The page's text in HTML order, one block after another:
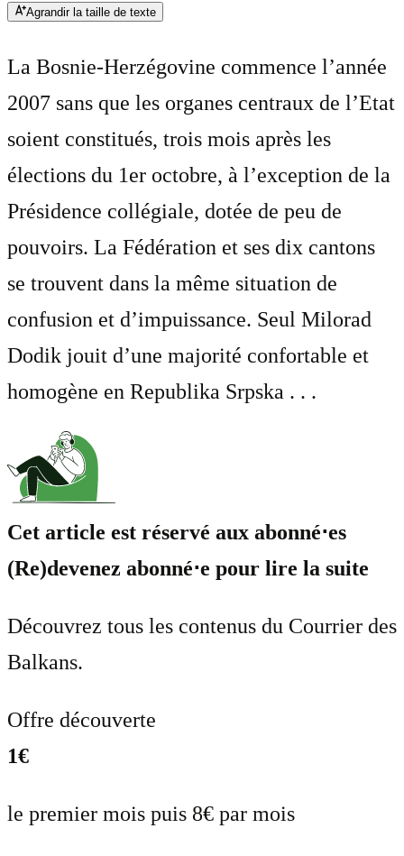
Agrandir la taille de texte
La Bosnie-Herzégovine commence l’année
2007 sans que les organes centraux de l’Etat
soient constitués, trois mois après les
élections du 1er octobre, à l’exception de la
Présidence collégiale, dotée de peu de
pouvoirs. La Fédération et ses dix cantons
se trouvent dans la même situation de
confusion et d’impuissance. Seul Milorad
Dodik jouit d’une majorité confortable et
homogène en Republika Srpska . . .
Cet article est réservé aux abonné⋅es
(Re)devenez abonné⋅e pour lire la suite
Découvrez tous les contenus du Courrier des
Balkans.
Offre découverte
1€
le premier mois puis 8€ par mois